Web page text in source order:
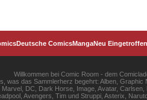
Deutsche ComicsMangaNeu Eingetroffen
Willkommen bei Comic Room - dem
was das Sammlerherz begehrt: Alben,
DC, Dark Horse, Image, Avatar,
Avengers, Tim und Struppi, Asterix,